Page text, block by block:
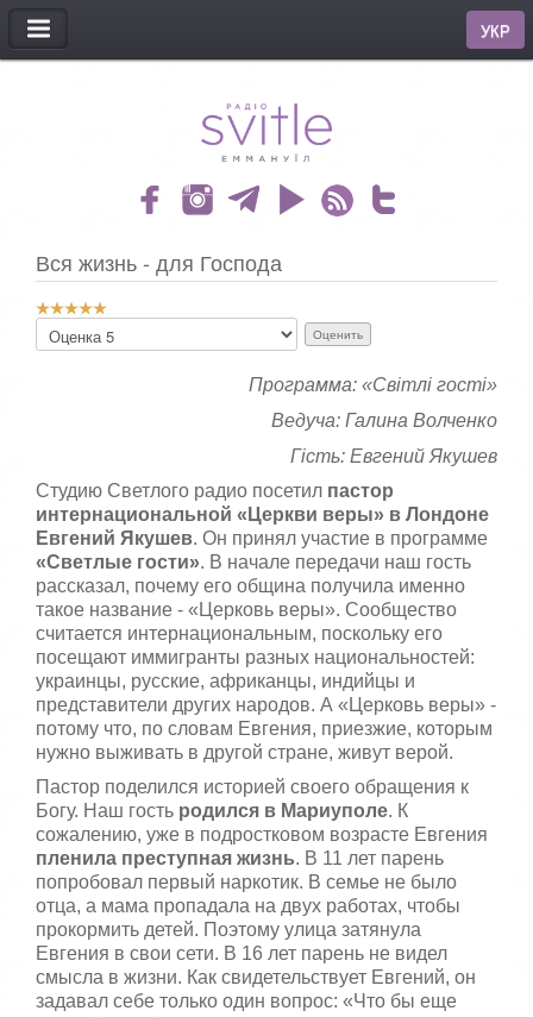
МЕНЮ
УКР
Вся жизнь - для Господа
Р
й
5
/
5
о
с
т
а
,
о
ц
е
н
и
т
е
Программа: «Світлі гості»
Ведуча: Галина Волченко
Гість: Евгений Якушев
Студию Светлого радио посетил пастор
интернациональной «Церкви веры» в Лондоне
Евгений Якушев. Он принял участие в программе
«Светлые гости». В начале передачи наш гость
рассказал, почему его община получила именно
такое название - «Церковь веры». Сообщество
считается интернациональным, поскольку его
посещают иммигранты разных национальностей:
украинцы, русские, африканцы, индийцы и
представители других народов. А «Церковь веры» -
потому что, по словам Евгения, приезжие, которым
нужно выживать в другой стране, живут верой.
Пастор поделился историей своего обращения к
Богу. Наш гость родился в Мариуполе. К
сожалению, уже в подростковом возрасте Евгения
пленила преступная жизнь. В 11 лет парень
попробовал первый наркотик. В семье не было
отца, а мама пропадала на двух работах, чтобы
прокормить детей. Поэтому улица затянула
Евгения в свои сети. В 16 лет парень не видел
смысла в жизни. Как свидетельствует Евгений, он
задавал себе только один вопрос: «Что бы еще